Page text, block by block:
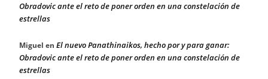
Obradovic ante el reto de poner orden en una constelación de
estrellas
Miguel en El nuevo Panathinaikos, hecho por y para ganar:
Obradovic ante el reto de poner orden en una constelación de
estrellas